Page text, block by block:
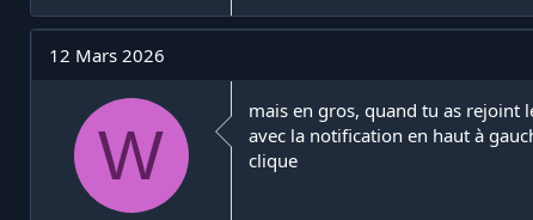
12 Mars 2026
W
mais en gros, quand tu as rejoint
avec la notification en haut à
clique